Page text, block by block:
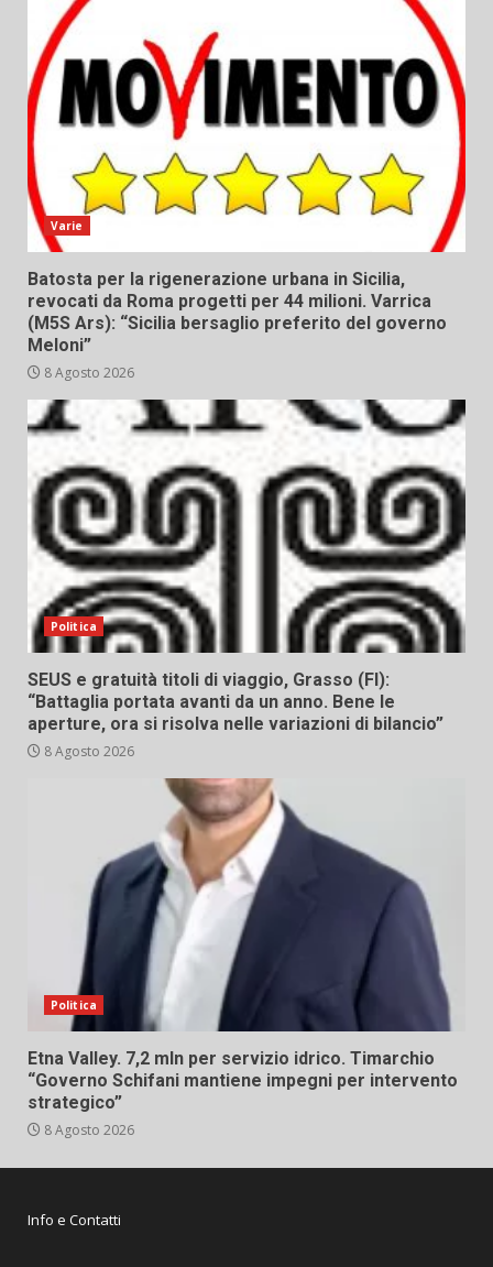
Varie
Batosta per la rigenerazione urbana in Sicilia,
revocati da Roma progetti per 44 milioni. Varrica
(M5S Ars): “Sicilia bersaglio preferito del governo
Meloni”
8 Agosto 2026
Politica
SEUS e gratuità titoli di viaggio, Grasso (FI):
“Battaglia portata avanti da un anno. Bene le
aperture, ora si risolva nelle variazioni di bilancio”
8 Agosto 2026
Politica
Etna Valley. 7,2 mln per servizio idrico. Timarchio
“Governo Schifani mantiene impegni per intervento
strategico”
8 Agosto 2026
Info e Contatti